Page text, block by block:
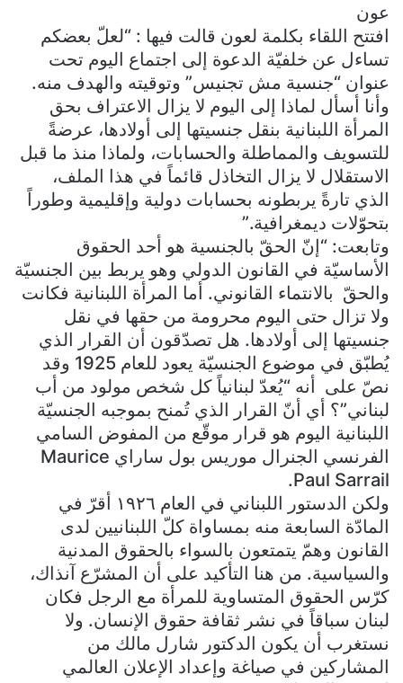
عون
افتتح اللقاء بكلمة لعون قالت فيها : “لعلّ بعضكم
تساءل عن خلفيّة الدعوة إلى اجتماع اليوم تحت
عنوان “جنسية مش تجنيس” وتوقيته والهدف منه.
وأنا أسأل لماذا إلى اليوم لا يزال الاعتراف بحق
المرأة اللبنانية بنقل جنسيتها إلى أولادها، عرضةً
للتسويف والمماطلة والحسابات، ولماذا منذ ما قبل
الاستقلال لا يزال التخاذل قائماً في هذا الملف،
الذي تارةً يربطونه بحسابات دولية وإقليمية وطوراً
بتحوّلات ديمغرافية.”
وتابعت: “إنّ الحقّ بالجنسية هو أحد الحقوق
الأساسيّة في القانون الدولي وهو يربط بين الجنسيّة
والحقّ بالانتماء القانوني. أما المرأة اللبنانية فكانت
ولا تزال حتى اليوم محرومة من حقها في نقل
جنسيتها إلى أولادها. هل تصدّقون أن القرار الذي
يُطبّق في موضوع الجنسيّة يعود للعام 1925 وقد
نصّ على أنه “يُعدّ لبنانياً كل شخص مولود من أب
لبناني”؟ أي أنّ القرار الذي تُمنح بموجبه الجنسيّة
اللبنانية اليوم هو قرار موقّع من المفوض السامي
الفرنسي الجنرال موريس بول ساراي Maurice
Paul Sarrail.
ولكن الدستور اللبناني في العام ١٩٢٦ أقرّ في
المادّة السابعة منه بمساواة كلّ اللبنانيين لدى
القانون وهمّ يتمتعون بالسواء بالحقوق المدنية
والسياسية. من هنا التأكيد على أن المشرّع آنذاك،
كرّس الحقوق المتساوية للمرأة مع الرجل فكان
لبنان سباقاً في نشر ثقافة حقوق الإنسان. ولا
نستغرب أن يكون الدكتور شارل مالك من
المشاركين في صياغة وإعداد الإعلان العالمي